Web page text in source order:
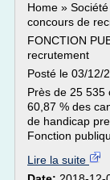
Home »
concours de
FONCTION
recrutement
Posté le 03/12/
Près de 25 535
60,87 % des
de handicap
Fonction
Lire la suite